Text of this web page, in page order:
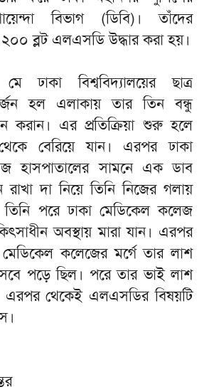
বিভাগ (ডিবি)। তাঁদের
ব্লট এলএসডি উদ্ধার করা হয়।
ঢাকা বিশ্ববিদ্যালয়ের ছাত্র
হল এলাকায় তার তিন বন্ধু
করান। এর প্রতিক্রিয়া শুরু হলে
বেরিয়ে যান। এরপর ঢাকা
হাসপাতালের সামনে এক ডাব
রাখা দা নিয়ে তিনি নিজের গলায়
পরে ঢাকা মেডিকেল কলেজ
অবস্থায় মারা যান। এরপর
কলেজের মর্গে তার লাশ
পড়ে ছিল। পরে তার ভাই লাশ
থেকেই এলএসডির বিষয়টি